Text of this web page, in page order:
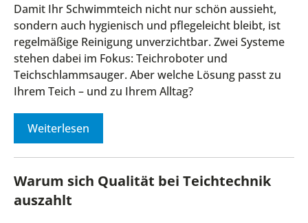
Damit Ihr Schwimmteich nicht nur schön aussieht,
sondern auch hygienisch und pflegeleicht bleibt, ist
regelmäßige Reinigung unverzichtbar. Zwei Systeme
stehen dabei im Fokus: Teichroboter und
Teichschlammsauger. Aber welche Lösung passt zu
Ihrem Teich – und zu Ihrem Alltag?
Weiterlesen
Warum sich Qualität bei Teichtechnik
auszahlt